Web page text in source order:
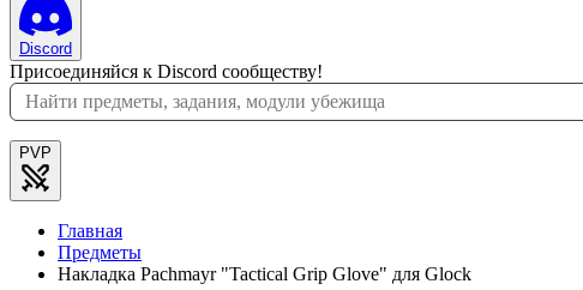
Discord
Присоединяйся к Discord сообществу!
PVP
Главная
Предметы
Накладка Pachmayr "Tactical Grip Glove" для Glock